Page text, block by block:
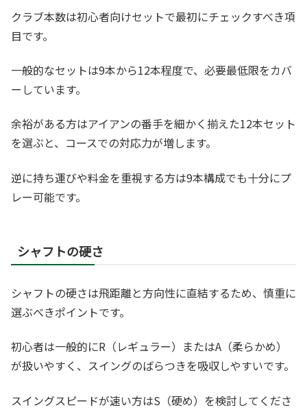
クラブ本数は初心者向けセットで最初にチェックすべき項
目です。
一般的なセットは9本から12本程度で、必要最低限をカバ
ーしています。
余裕がある方はアイアンの番手を細かく揃えた12本セット
を選ぶと、コースでの対応力が増します。
逆に持ち運びや料金を重視する方は9本構成でも十分にプ
レー可能です。
シャフトの硬さ
シャフトの硬さは飛距離と方向性に直結するため、慎重に
選ぶべきポイントです。
初心者は一般的にR（レギュラー）またはA（柔らかめ）
が扱いやすく、スイングのばらつきを吸収しやすいです。
スイングスピードが速い方はS（硬め）を検討してくださ